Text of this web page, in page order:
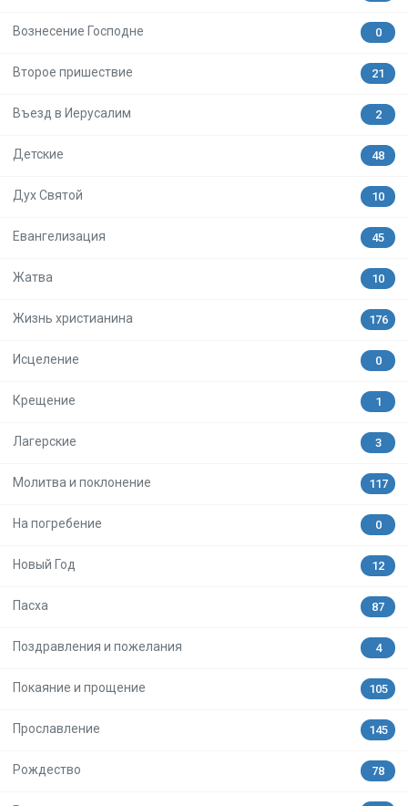
Вознесение Господне 0
Второе пришествие 21
Въезд в Иерусалим 2
Детские 48
Дух Святой 10
Евангелизация 45
Жатва 10
Жизнь христианина 176
Исцеление 0
Крещение 1
Лагерские 3
Молитва и поклонение 117
На погребение 0
Новый Год 12
Пасха 87
Поздравления и пожелания 4
Покаяние и прощение 105
Прославление 145
Рождество 78